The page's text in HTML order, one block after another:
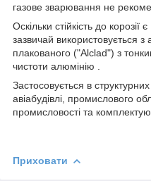
газове зварювання не
Оскільки стійкість до
зазвичай використовується
плакованого ("Alclad") з
чистоти алюмінію .
Застосовується в
авіабудівлі, промислового
промисловості та
Приховати